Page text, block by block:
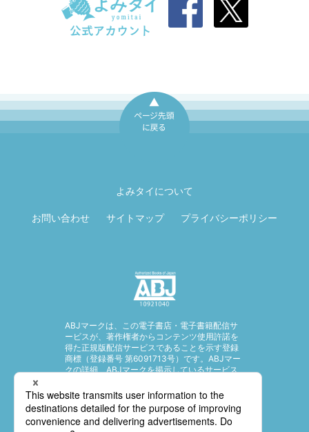
よみタイについて
お問い合わせ サイトマップ プライバシーポリシー
ABJマークは、この電子書店・電子書籍配信サ
ービスが、著作権者からコンテンツ使用許諾を
得た正規版配信サービスであることを示す登録
商標（登録番号 第6091713号）です。ABJマー
クの詳細、ABJマークを掲示しているサービス